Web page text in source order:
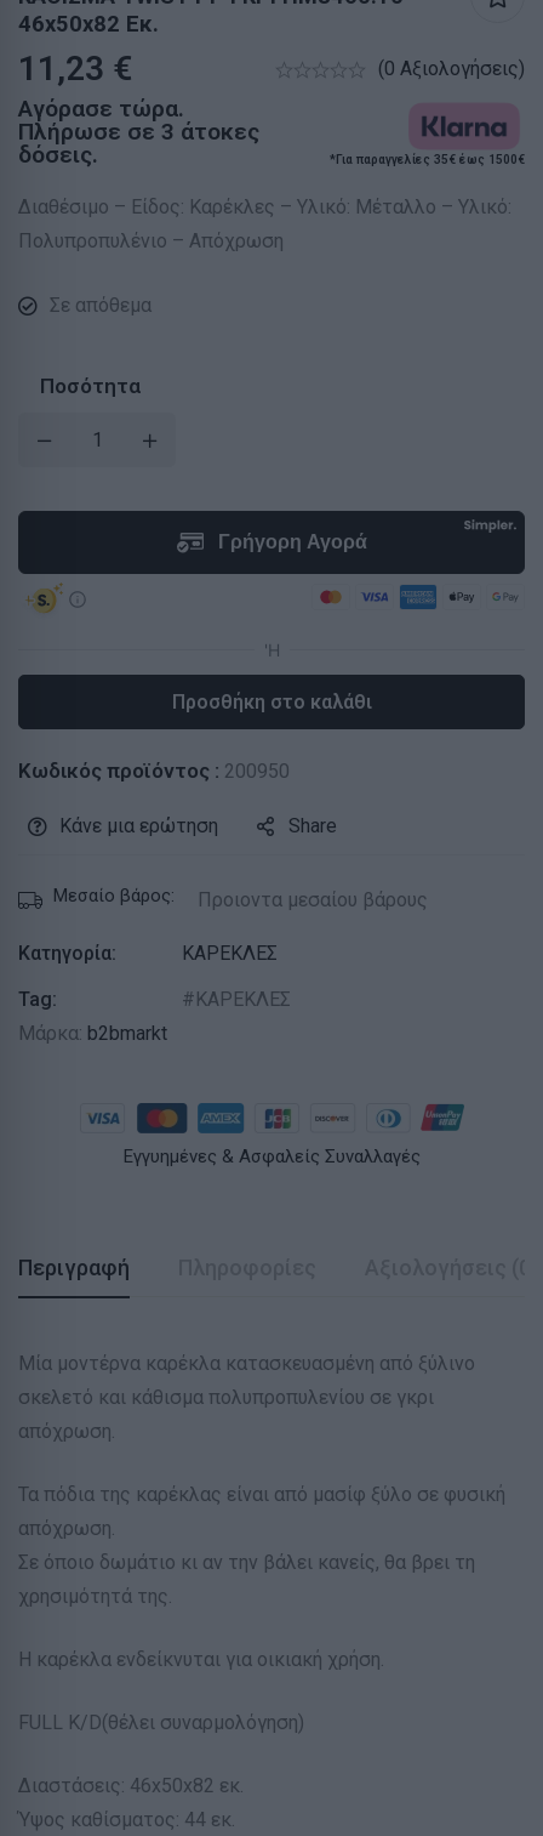
46x50x82 Εκ.
11,23 € (0 Αξιολογήσεις)
Αγόρασε τώρα.
Πλήρωσε σε 3 άτοκες
δόσεις.
*Για παραγγελίες 35€ έως 1500€
Διαθέσιμο – Είδος: Καρέκλες – Υλικό: Μέταλλο – Υλικό:
Πολυπροπυλένιο – Απόχρωση
Σε απόθεμα
Ποσότητα
Προσθήκη στο καλάθι
Κωδικός προϊόντος : 200950
Κάνε μια ερώτηση Share
Μεσαίο βάρος: Προιοντα μεσαίου βάρους
Κατηγορία:
ΚΑΡΕΚΛΕΣ
Tag:
ΚΑΡΕΚΛΕΣ
Μάρκα: b2bmarkt
Εγγυημένες & Ασφαλείς Συναλλαγές
Περιγραφή
Μία μοντέρνα καρέκλα κατασκευασμένη από ξύλινο
σκελετό και κάθισμα πολυπροπυλενίου σε γκρι
απόχρωση.
Τα πόδια της καρέκλας είναι από μασίφ ξύλο σε φυσική
απόχρωση.
Σε όποιο δωμάτιο κι αν την βάλει κανείς, θα βρει τη
χρησιμότητά της.
Η καρέκλα ενδείκνυται για οικιακή χρήση.
FULL K/D(θέλει συναρμολόγηση)
Διαστάσεις: 46x50x82 εκ.
Ύψος καθίσματος: 44 εκ.